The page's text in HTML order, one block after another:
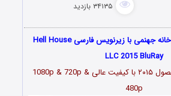
۳۴۱۳۵ بازدید
دانلود فیلم سینمایی خانه جهنمی با زیرنویس فارسی Hell House
LLC 2015 BluRay
فیلم خانه جهنمی محصول ۲۰۱۵ با کیفیت عالی 1080p & 720p &
480p